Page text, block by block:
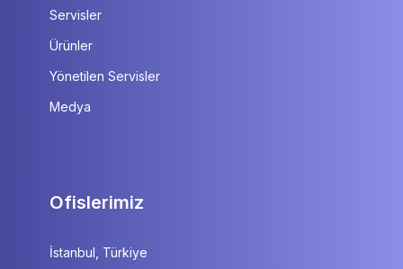
Servisler
Ürünler
Yönetilen Servisler
Medya
Ofislerimiz
İstanbul, Türkiye